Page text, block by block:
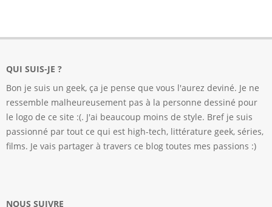
QUI SUIS-JE ?
Bon je suis un geek, ça je pense que vous l'aurez deviné. Je ne
ressemble malheureusement pas à la personne dessiné pour
le logo de ce site :(. J'ai beaucoup moins de style. Bref je suis
passionné par tout ce qui est high-tech, littérature geek, séries,
films. Je vais partager à travers ce blog toutes mes passions :)
NOUS SUIVRE